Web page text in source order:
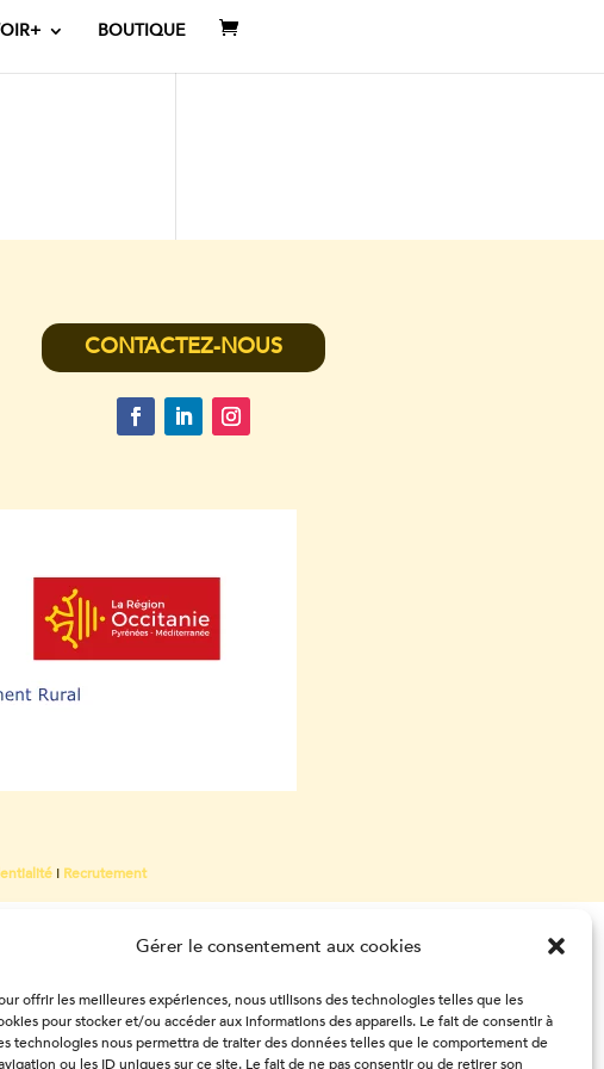
Gérer le consentement aux cookies
offrir les meilleures expériences, nous utilisons des technologies telles que les
pour stocker et/ou accéder aux informations des appareils. Le fait de consentir à
technologies nous permettra de traiter des données telles que le comportement de
ou les ID uniques sur ce site. Le fait de ne pas consentir ou de retirer son
BOUTIQUE
CONTACTEZ-NOUS
I Recrutement